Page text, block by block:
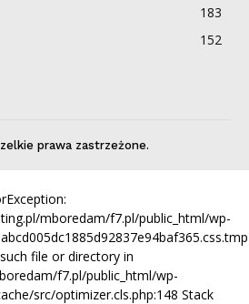
183
152
prawa zastrzeżone.
mboredam/f7.pl/public_html/wp-
file or directory in
f7.pl/public_html/wp-
src/optimizer.cls.php:148 Stack